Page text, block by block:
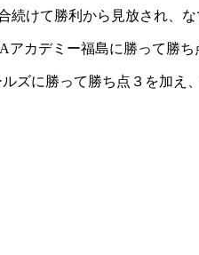
けて勝利から見放され、
カデミー福島に勝って勝ち
ズに勝って勝ち点３を加え